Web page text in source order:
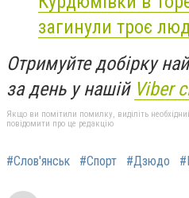
загинули троє
Отримуйте добірку
за день у нашій Viber
Якщо ви помітили помилку, виділіть
повідомити про це редакцію
#Слов'янськ #Спорт #Дзюдо